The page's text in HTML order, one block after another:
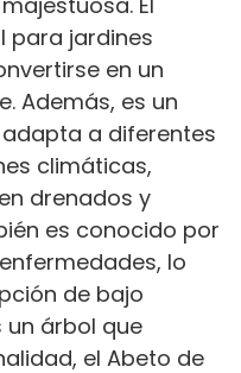
para jardines
en un
Además, es un
a diferentes
climáticas,
drenados y
es conocido por
lo
de bajo
un árbol que
el Abeto de